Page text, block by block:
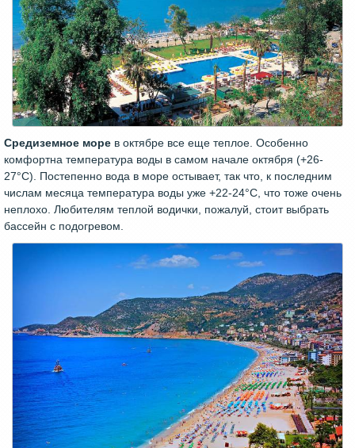
Средиземное море в октябре все еще теплое. Особенно
комфортна температура воды в самом начале октября (+26-
27°C). Постепенно вода в море остывает, так что, к последним
числам месяца температура воды уже +22-24°C, что тоже очень
неплохо. Любителям теплой водички, пожалуй, стоит выбрать
бассейн с подогревом.